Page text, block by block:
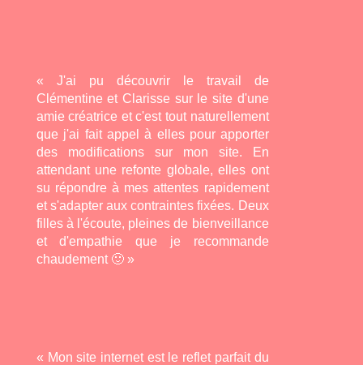
« J'ai pu découvrir le travail de
Clémentine et Clarisse sur le site d'une
amie créatrice et c'est tout naturellement
que j'ai fait appel à elles pour apporter
des modifications sur mon site. En
attendant une refonte globale, elles ont
su répondre à mes attentes rapidement
et s'adapter aux contraintes fixées. Deux
filles à l'écoute, pleines de bienveillance
et d'empathie que je recommande
chaudement 🙂 »
« Mon site internet est le reflet parfait du